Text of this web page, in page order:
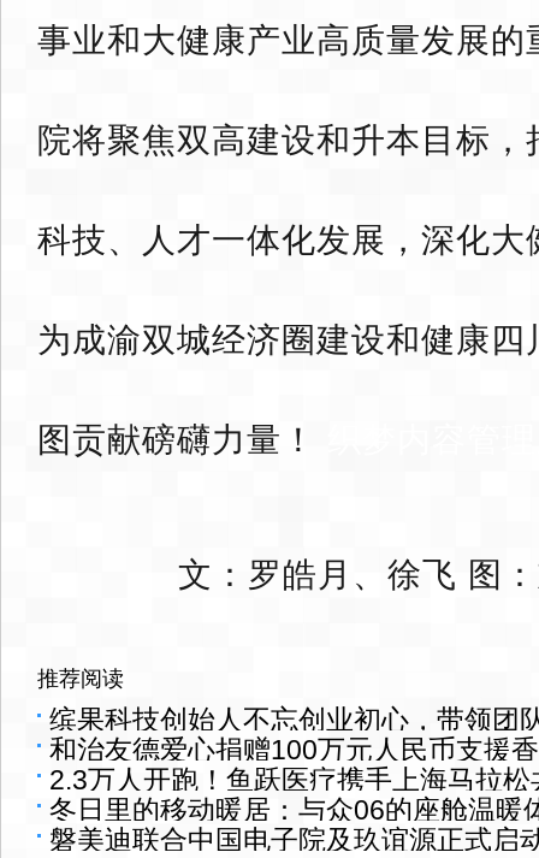
事业和大健康产业高质量发展
院将聚焦双高建设和升本目标
科技、人才一体化发展，深化
为成渝双城经济圈建设和健康
图贡献磅礴力量！
文：罗皓月、徐飞 图
推荐阅读
缤果科技创始人不忘创业初心，带领团
个孩子都能享科学教育
和治友德爱心捐赠100万元人民币支援
建设
2.3万人开跑！鱼跃医疗携手上海马拉
冬日里的移动暖居：与众06的座舱温暖
磐美迪联合中国电子院及玖谊源正式启